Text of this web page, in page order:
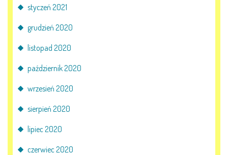
styczeń 2021
grudzień 2020
listopad 2020
październik 2020
wrzesień 2020
sierpień 2020
lipiec 2020
czerwiec 2020